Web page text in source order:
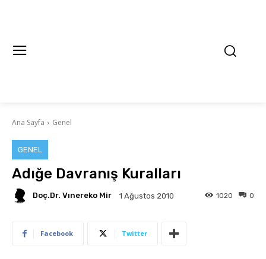
Ana Sayfa Genel
GENEL
Adığe Davranış Kuralları
Doç.Dr. Vınereko Mir 1 Ağustos 2010 0
1020
Facebook Twitter